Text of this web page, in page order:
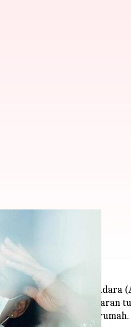
saat indeks kualitas udara
karena pembakaran